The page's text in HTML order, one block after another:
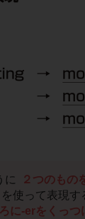
に
２つのもの
を使って表現す
に-erをくっ